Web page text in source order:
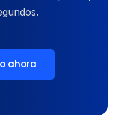
ahora